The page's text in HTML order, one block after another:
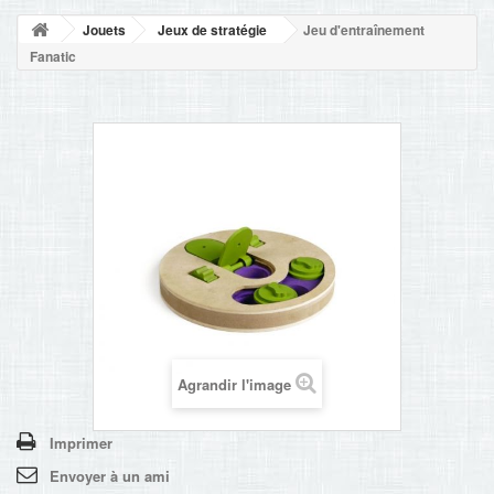
NOUVELLES
ACCUEIL
Jouets Jeux de stratégie
Jeu d'entraînement
Fanatic
Agrandir l'image
Imprimer
Envoyer à un ami